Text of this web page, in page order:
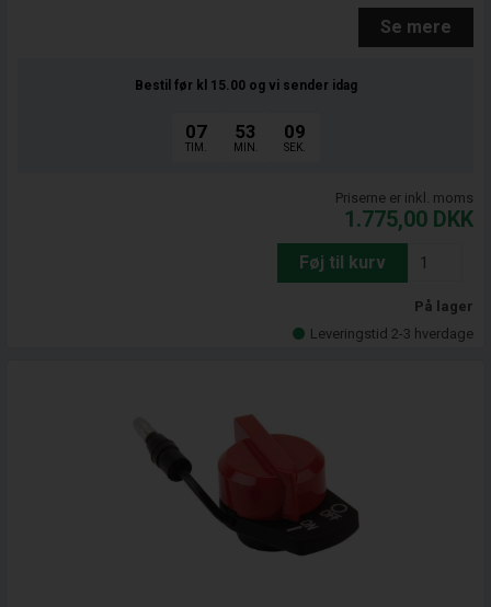
Se mere
Bestil før kl 15.00 og vi sender idag
07
TIM.
53
MIN.
08
SEK.
Priserne er inkl. moms
1.775,00 DKK
Føj til kurv
På lager
Leveringstid 2-3 hverdage